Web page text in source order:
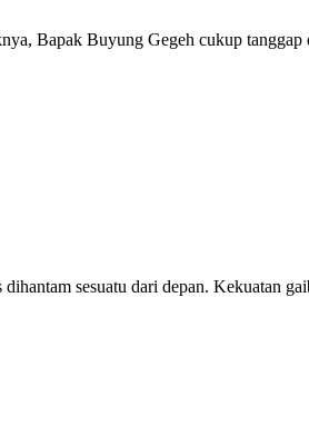
Bapak Buyung Gegeh cukup tanggap
sesuatu dari depan. Kekuatan